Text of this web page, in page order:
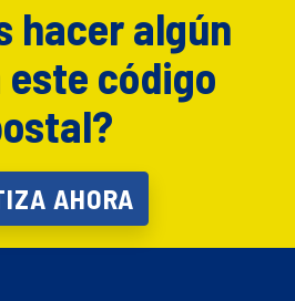
hacer algún
este código
AHORA